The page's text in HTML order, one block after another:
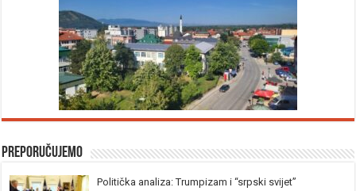
Preporučujemo
Politička analiza: Trumpizam i “srpski svijet”